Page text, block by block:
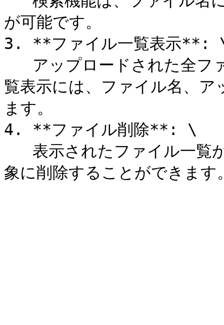
が可能です。
3. **ファイル一覧表示**:
覧表示には、ファイル名、
ます。
4. **ファイル削除**: \